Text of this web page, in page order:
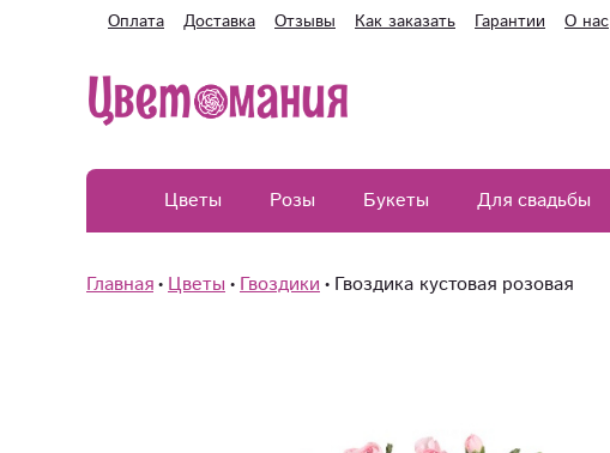
Оплата Доставка Отзывы Как заказать Гарантии О нас
Цветы Розы Букеты Для свадьбы
Главная Цветы Гвоздики Гвоздика кустовая розовая